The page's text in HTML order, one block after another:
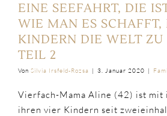
EINE SEEFAHRT, DIE
WIE MAN ES SCHAFFT,
KINDERN DIE WELT ZU
TEIL 2
Von Silvia Irsfeld-Rozsa | 3. Januar 2020 |
Vierfach-Mama Aline (42) ist mit
ihren vier Kindern seit